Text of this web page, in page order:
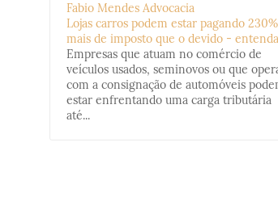
Fabio Mendes Advocacia
Lojas carros podem estar pagando 230%
mais de imposto que o devido - entenda
Empresas que atuam no comércio de
veículos usados, seminovos ou que
com a consignação de automóveis
estar enfrentando uma carga tributária
até...